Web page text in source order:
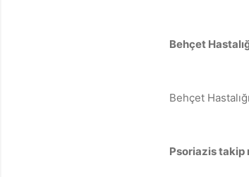
Behçet
Behçet
Psoriazis takip